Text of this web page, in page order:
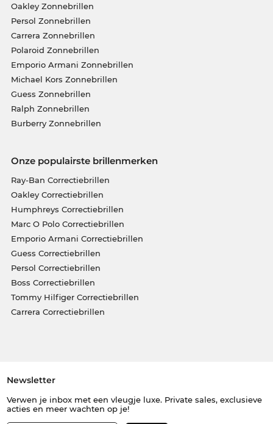
Oakley Zonnebrillen
Persol Zonnebrillen
Carrera Zonnebrillen
Polaroid Zonnebrillen
Emporio Armani Zonnebrillen
Michael Kors Zonnebrillen
Guess Zonnebrillen
Ralph Zonnebrillen
Burberry Zonnebrillen
Onze populairste brillenmerken
Ray-Ban Correctiebrillen
Oakley Correctiebrillen
Humphreys Correctiebrillen
Marc O Polo Correctiebrillen
Emporio Armani Correctiebrillen
Guess Correctiebrillen
Persol Correctiebrillen
Boss Correctiebrillen
Tommy Hilfiger Correctiebrillen
Carrera Correctiebrillen
Newsletter
Verwen je inbox met een vleugje luxe. Private sales, exclusieve
acties en meer wachten op je!